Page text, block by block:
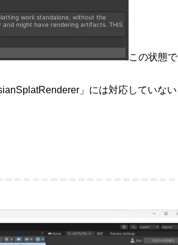
この状態で
」には対応していない